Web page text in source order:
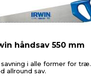
håndsav 550 mm
savning i alle former for træ.
allround sav.